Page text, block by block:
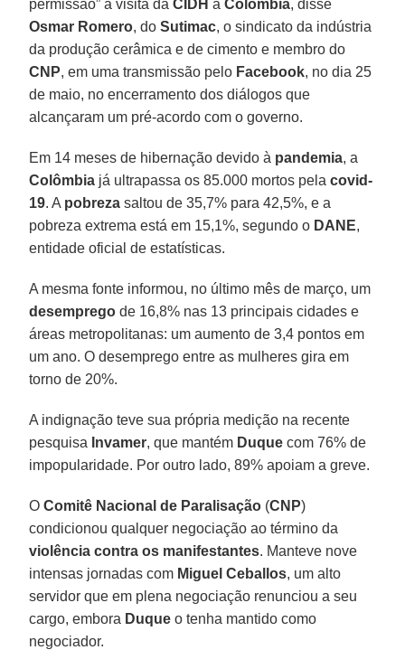
permissão” à visita daCIDH àColômbia, disse
Osmar Romero, doSutimac, o sindicato da indústria
da produção cerâmica e de cimento e membro do
CNP, em uma transmissão pelo Facebook, no dia 25
de maio, no encerramento dos diálogos que
alcançaram um pré-acordo com o governo.
Em 14 meses de hibernação devido à pandemia, a
Colômbia já ultrapassa os 85.000 mortos pelacovid-
19. A pobreza saltou de 35,7% para 42,5%, e a
pobreza extrema está em 15,1%, segundo o DANE,
entidade oficial de estatísticas.
A mesma fonte informou, no último mês de março, um
desemprego de 16,8% nas 13 principais cidades e
áreas metropolitanas: um aumento de 3,4 pontos em
um ano. O desemprego entre as mulheres gira em
torno de 20%.
A indignação teve sua própria medição na recente
pesquisa Invamer, que mantém Duque com 76% de
impopularidade. Por outro lado, 89% apoiam a greve.
OComitê Nacional de Paralisação (CNP)
condicionou qualquer negociação ao término da
violência contra os manifestantes. Manteve nove
intensas jornadas com Miguel Ceballos, um alto
servidor que em plena negociação renunciou a seu
cargo, embora Duque o tenha mantido como
negociador.